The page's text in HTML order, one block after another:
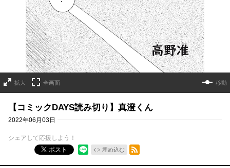
拡大 全画面 移動
【コミックDAYS読み切り】真澄くん
2022年06月03日
シェアして応援しよう！
ポスト
埋め込む
RSSフィード